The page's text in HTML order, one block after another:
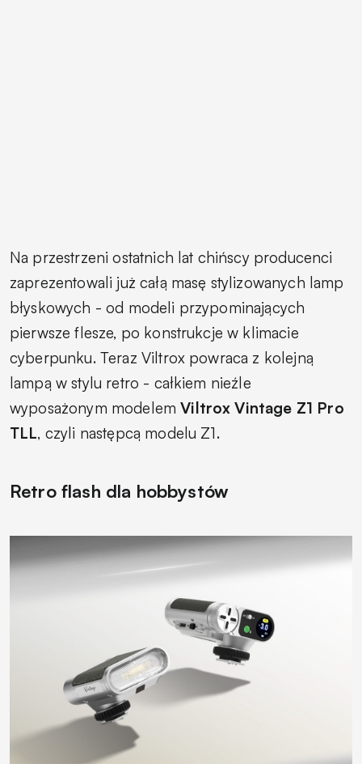
Na przestrzeni ostatnich lat chińscy producenci
zaprezentowali już całą masę stylizowanych lamp
błyskowych - od modeli przypominających
pierwsze flesze, po konstrukcje w klimacie
cyberpunku. Teraz Viltrox powraca z kolejną
lampą w stylu retro - całkiem nieźle
wyposażonym modelemViltrox Vintage Z1 Pro
TLL, czyli następcą modelu Z1.
Retro flash dla hobbystów